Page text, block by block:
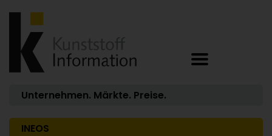
Unternehmen. Märkte. Preise.
INEOS